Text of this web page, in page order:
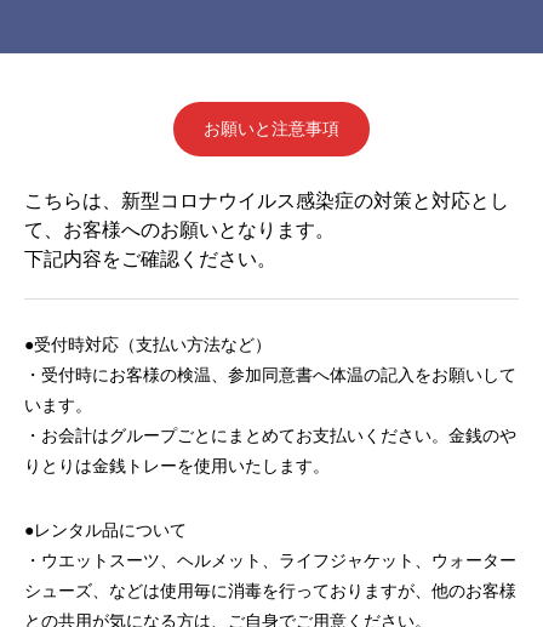
お願いと注意事項
こちらは、新型コロナウイルス感染症の対策と対応とし
て、お客様へのお願いとなります。
下記内容をご確認ください。
●受付時対応（支払い方法など）
・受付時にお客様の検温、参加同意書へ体温の記入をお願いして
います。
・お会計はグループごとにまとめてお支払いください。金銭のや
りとりは金銭トレーを使用いたします。
●レンタル品について
・ウエットスーツ、ヘルメット、ライフジャケット、ウォーター
シューズ、などは使用毎に消毒を行っておりますが、他のお客様
との共用が気になる方は、ご自身でご用意ください。